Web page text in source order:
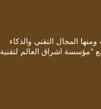
المجال التقني والذكاء
"مؤسسة اشراق العالم لتقنية